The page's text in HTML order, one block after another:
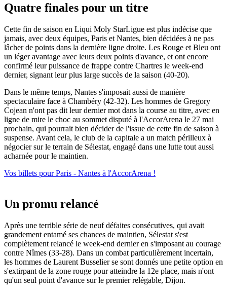
Quatre finales pour un titre
Cette fin de saison en Liqui Moly StarLigue est plus indécise que
jamais, avec deux équipes, Paris et Nantes, bien décidées à ne pas
lâcher de points dans la dernière ligne droite. Les Rouge et Bleu ont
un léger avantage avec leurs deux points d'avance, et ont encore
confirmé leur puissance de frappe contre Chartres le week-end
dernier, signant leur plus large succès de la saison (40-20).
Dans le même temps, Nantes s'imposait aussi de manière
spectaculaire face à Chambéry (42-32). Les hommes de Gregory
Cojean n'ont pas dit leur dernier mot dans la course au titre, avec en
ligne de mire le choc au sommet disputé à l'AccorArena le 27 mai
prochain, qui pourrait bien décider de l'issue de cette fin de saison à
suspense. Avant cela, le club de la capitale a un match périlleux à
négocier sur le terrain de Sélestat, engagé dans une lutte tout aussi
acharnée pour le maintien.
Vos billets pour Paris - Nantes à l'AccorArena !
Un promu relancé
Après une terrible série de neuf défaites consécutives, qui avait
grandement entamé ses chances de maintien, Sélestat s'est
complètement relancé le week-end dernier en s'imposant au courage
contre Nîmes (33-28). Dans un combat particulièrement incertain,
les hommes de Laurent Busselier se sont donnés une petite option en
s'extirpant de la zone rouge pour atteindre la 12e place, mais n'ont
qu'un seul point d'avance sur le premier relégable, Dijon.